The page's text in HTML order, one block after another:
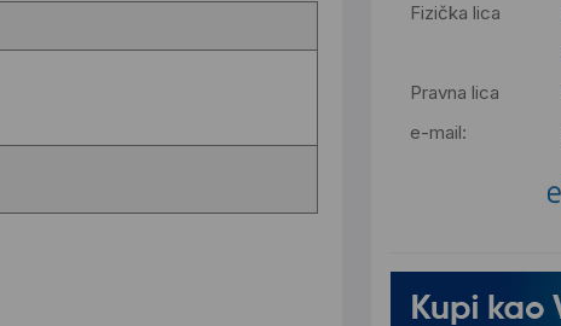
Fizička lica
Pravna lica
e-mail: